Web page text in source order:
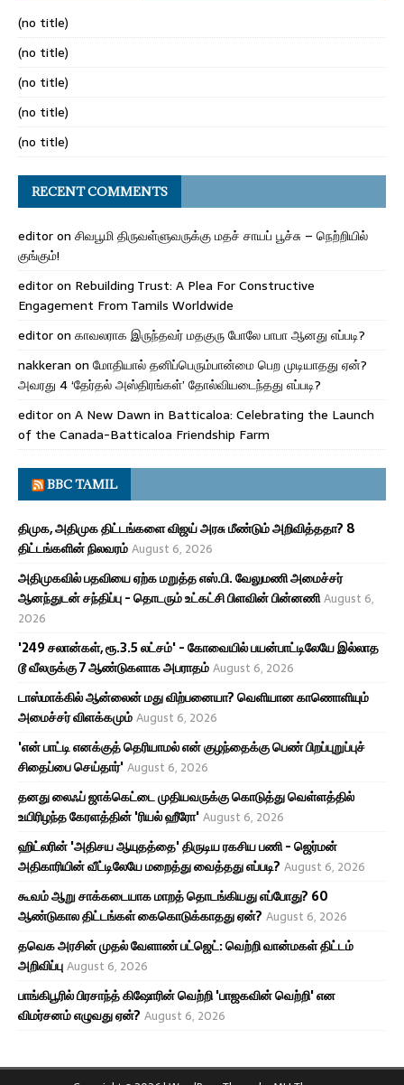
(no title)
(no title)
(no title)
(no title)
(no title)
RECENT COMMENTS
editoron சிவபூமி திருவள்ளுவருக்கு மதச் சாயப் பூச்சு – நெற்றியில்
குங்கும்!
editoron Rebuilding Trust: A Plea For Constructive
Engagement From Tamils Worldwide
editoron காவலராக இருந்தவர் மதகுரு போலே பாபா ஆனது எப்படி?
nakkeran on மோதியால் தனிப்பெரும்பான்மை பெற முடியாதது ஏன்?
அவரது 4 ‘தேர்தல் அஸ்திரங்கள்’ தோல்வியடைந்தது எப்படி?
editoron A New Dawn in Batticaloa: Celebrating the Launch
of the Canada-Batticaloa Friendship Farm
BBC TAMIL
திமுக, அதிமுக திட்டங்களை விஜய் அரசு மீண்டும் அறிவித்ததா? 8
திட்டங்களின் நிலவரம்August 6, 2026
அதிமுகவில் பதவியை ஏற்க மறுத்த எஸ்.பி. வேலுமணி அமைச்சர்
ஆனந்துடன் சந்திப்பு - தொடரும் உட்கட்சி பிளவின் பின்னணிAugust 6,
2026
'249 சலான்கள், ரூ.3.5 லட்சம்' - கோவையில் பயன்பாட்டிலேயே இல்லாத
டூ வீலருக்கு 7 ஆண்டுகளாக அபராதம்August 6, 2026
டாஸ்மாக்கில் ஆன்லைன் மது விற்பனையா? வெளியான காணொளியும்
அமைச்சர் விளக்கமும்August 6, 2026
'என் பாட்டி எனக்குத் தெரியாமல் என் குழந்தைக்கு பெண் பிறப்புறுப்புச்
சிதைப்பை செய்தார்'August 6, 2026
தனது லைஃப் ஜாக்கெட்டை முதியவருக்கு கொடுத்து வெள்ளத்தில்
உயிரிழந்த கேரளத்தின் 'ரியல் ஹீரோ'August 6, 2026
ஹிட்லரின் 'அதிசய ஆயுதத்தை' திருடிய ரகசிய பணி - ஜெர்மன்
அதிகாரியின் வீட்டிலேயே மறைத்து வைத்தது எப்படி? August 6, 2026
கூவம் ஆறு சாக்கடையாக மாறத் தொடங்கியது எப்போது? 60
ஆண்டுகால திட்டங்கள் கைகொடுக்காதது ஏன்? August 6, 2026
தவெக அரசின் முதல் வேளாண் பட்ஜெட்: வெற்றி வான்மகள் திட்டம்
அறிவிப்புAugust 6, 2026
பாங்கிபூரில் பிரசாந்த் கிஷோரின் வெற்றி 'பாஜகவின் வெற்றி' என
விமர்சனம் எழுவது ஏன்? August 6, 2026